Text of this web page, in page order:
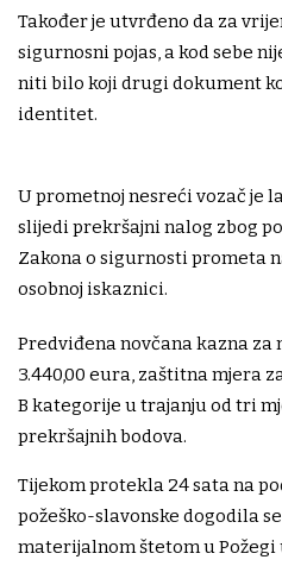
Također je utvrđeno da za
sigurnosni pojas, a kod sebe
niti bilo koji drugi dokument
identitet.
U prometnoj nesreći vozač je
slijedi prekršajni nalog zbog
Zakona o sigurnosti prometa
osobnoj iskaznici.
Predviđena novčana kazna
3.440,00 eura, zaštitna mjera
B kategorije u trajanju od tri
prekršajnih bodova.
Tijekom protekla 24 sata na
požeško-slavonske dogodila
materijalnom štetom u Požegi